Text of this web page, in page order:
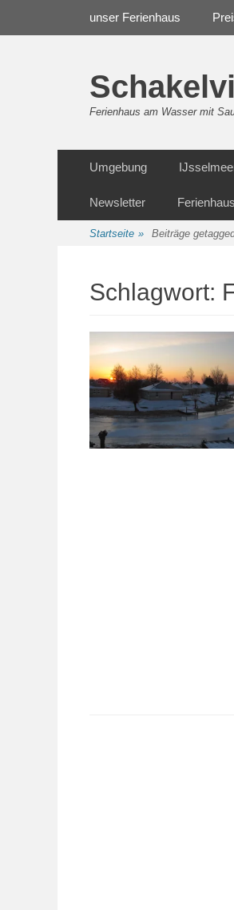
unser Ferienhaus
Ferienhaus am Wasser mit
Inhalt
Umgebung
Newsletter
Startseite » Beiträge
Schlagwort: